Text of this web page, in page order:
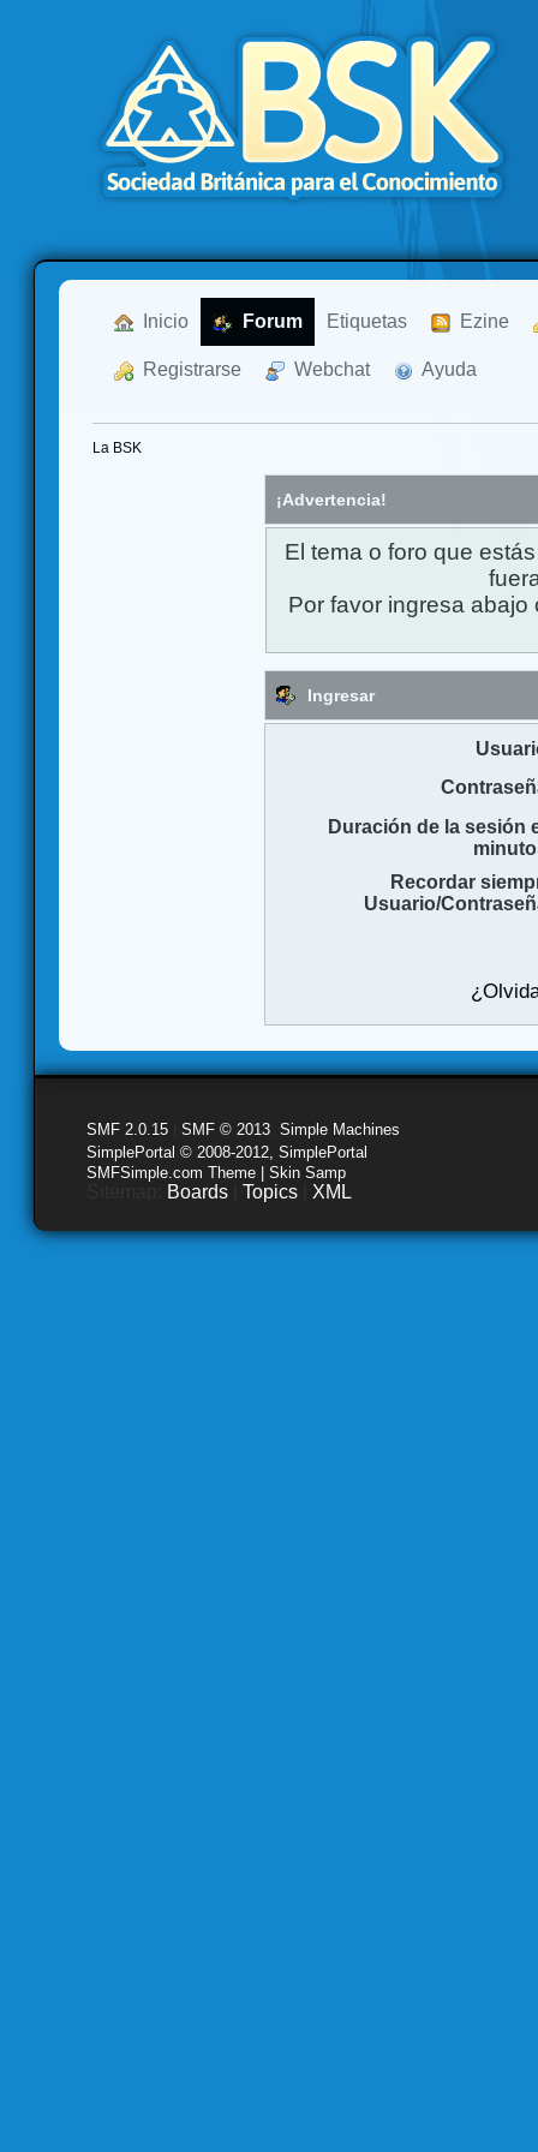
Inicio Forum Etiquetas Ezine
Registrarse Webchat Ayuda
La BSK
¡Advertencia!
El tema o foro que
Por favor ingresa
Ingresar
Duración de la sesión
Recordar
Usuario/
SMF 2.0.15 SMF © 2013 Simple Machines
SimplePortal © 2008-2012, SimplePortal
SMFSimple.com Theme | Skin Samp
Boards Topics XML